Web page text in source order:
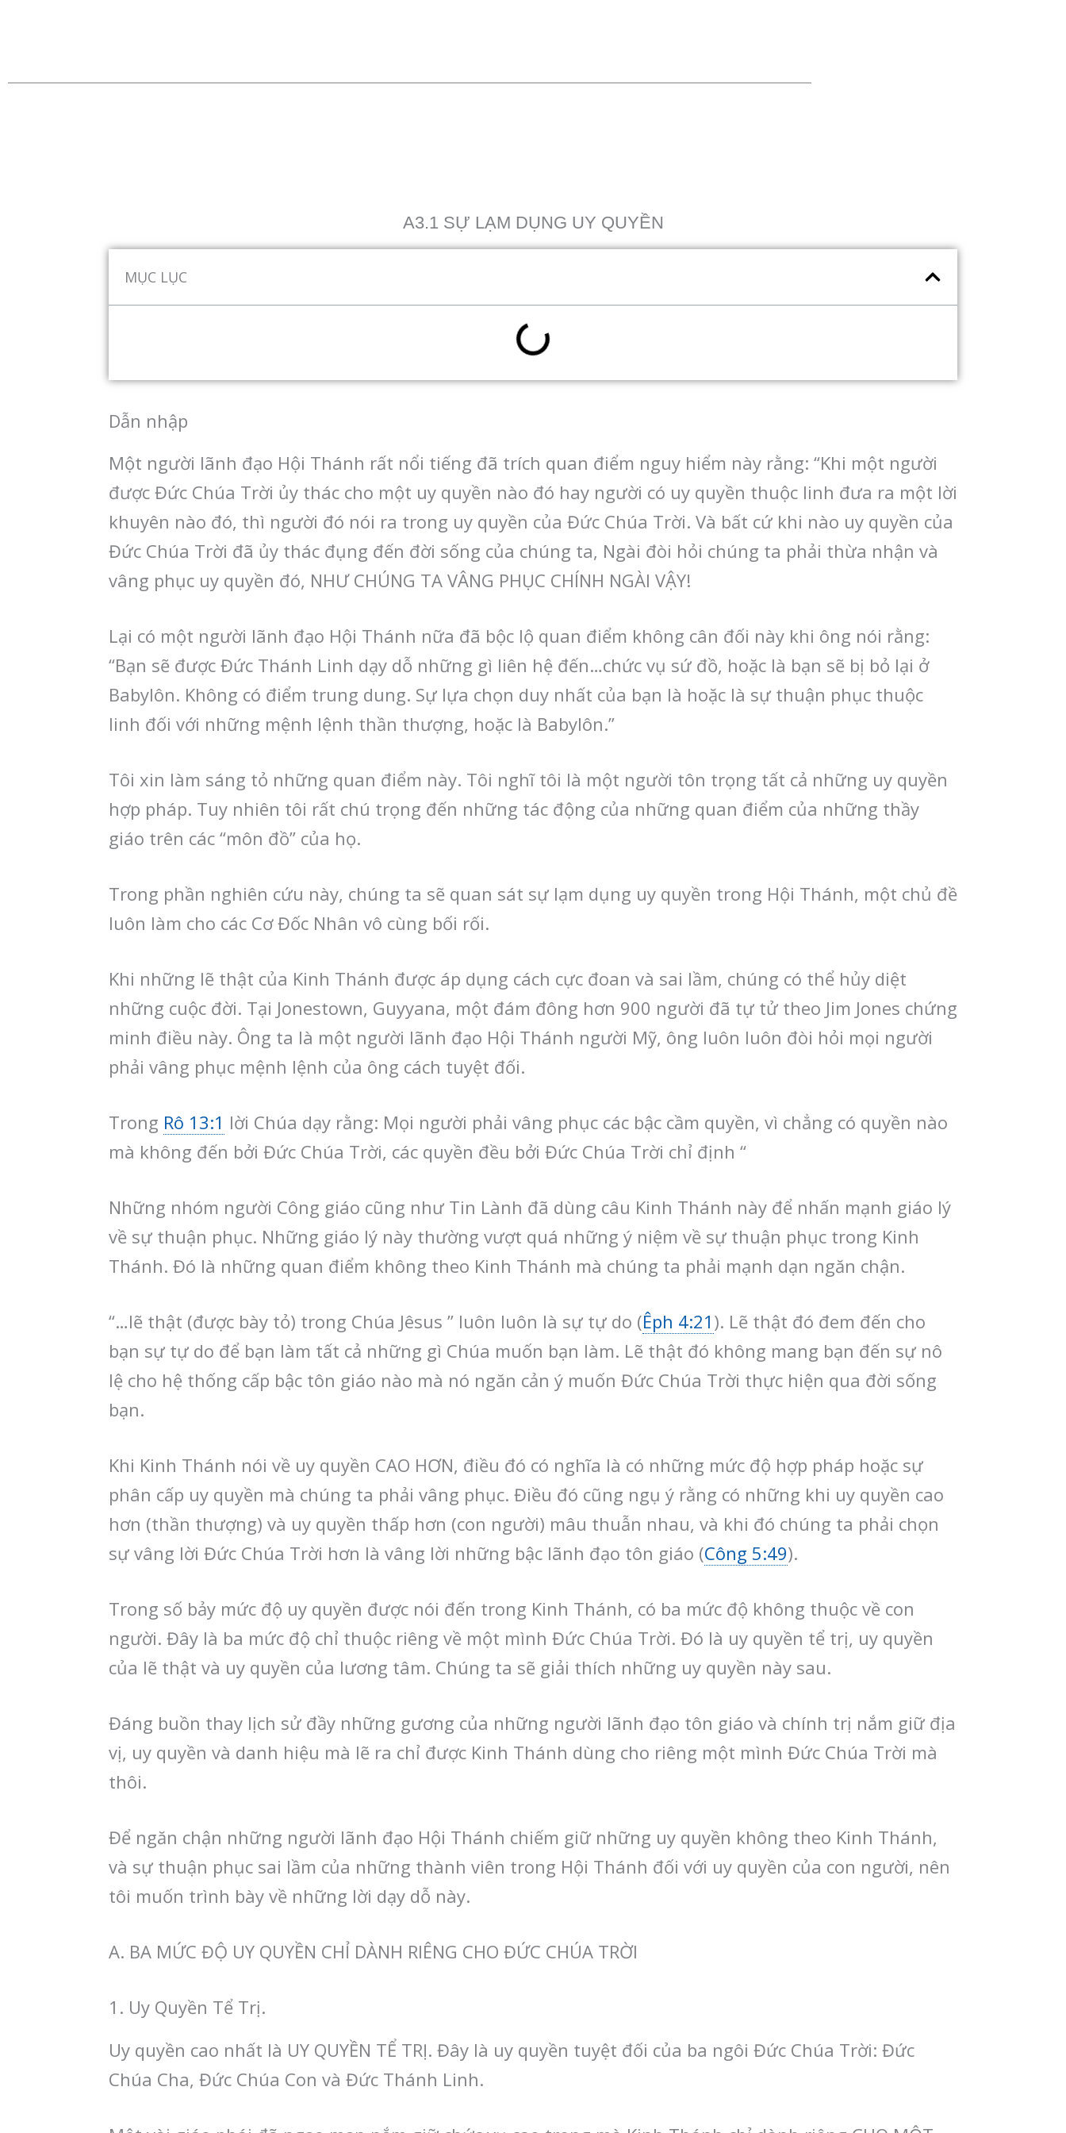
A3.1 SỰ LẠM DỤNG UY QUYỀN
MỤC LỤC
Dẫn nhập
Một người lãnh đạo Hội Thánh rất nổi tiếng đã trích quan điểm nguy hiểm này rằng: “Khi một người
được Đức Chúa Trời ủy thác cho một uy quyền nào đó hay người có uy quyền thuộc linh đưa ra một lời
khuyên nào đó, thì người đó nói ra trong uy quyền của Đức Chúa Trời. Và bất cứ khi nào uy quyền của
Đức Chúa Trời đã ủy thác đụng đến đời sống của chúng ta, Ngài đòi hỏi chúng ta phải thừa nhận và
vâng phục uy quyền đó, NHƯ CHÚNG TA VÂNG PHỤC CHÍNH NGÀI VẬY!
Lại có một người lãnh đạo Hội Thánh nữa đã bộc lộ quan điểm không cân đối này khi ông nói rằng:
“Bạn sẽ được Đức Thánh Linh dạy dỗ những gì liên hệ đến…chức vụ sứ đồ, hoặc là bạn sẽ bị bỏ lại ở
Babylôn. Không có điểm trung dung. Sự lựa chọn duy nhất của bạn là hoặc là sự thuận phục thuộc
linh đối với những mệnh lệnh thần thượng, hoặc là Babylôn.”
Tôi xin làm sáng tỏ những quan điểm này. Tôi nghĩ tôi là một người tôn trọng tất cả những uy quyền
hợp pháp. Tuy nhiên tôi rất chú trọng đến những tác động của những quan điểm của những thầy
giáo trên các “môn đồ” của họ.
Trong phần nghiên cứu này, chúng ta sẽ quan sát sự lạm dụng uy quyền trong Hội Thánh, một chủ đề
luôn làm cho các Cơ Đốc Nhân vô cùng bối rối.
Khi những lẽ thật của Kinh Thánh được áp dụng cách cực đoan và sai lầm, chúng có thể hủy diệt
những cuộc đời. Tại Jonestown, Guyyana, một đám đông hơn 900 người đã tự tử theo Jim Jones chứng
minh điều này. Ông ta là một người lãnh đạo Hội Thánh người Mỹ, ông luôn luôn đòi hỏi mọi người
phải vâng phục mệnh lệnh của ông cách tuyệt đối.
Trong Rô 13:1 lời Chúa dạy rằng: Mọi người phải vâng phục các bậc cầm quyền, vì chẳng có quyền nào
mà không đến bởi Đức Chúa Trời, các quyền đều bởi Đức Chúa Trời chỉ định “
Những nhóm người Công giáo cũng như Tin Lành đã dùng câu Kinh Thánh này để nhấn mạnh giáo lý
về sự thuận phục. Những giáo lý này thường vượt quá những ý niệm về sự thuận phục trong Kinh
Thánh. Đó là những quan điểm không theo Kinh Thánh mà chúng ta phải mạnh dạn ngăn chận.
“…lẽ thật (được bày tỏ) trong Chúa Jêsus ” luôn luôn là sự tự do (Êph 4:21 ). Lẽ thật đó đem đến cho
bạn sự tự do để bạn làm tất cả những gì Chúa muốn bạn làm. Lẽ thật đó không mang bạn đến sự nô
lệ cho hệ thống cấp bậc tôn giáo nào mà nó ngăn cản ý muốn Đức Chúa Trời thực hiện qua đời sống
bạn.
Khi Kinh Thánh nói về uy quyền CAO HƠN, điều đó có nghĩa là có những mức độ hợp pháp hoặc sự
phân cấp uy quyền mà chúng ta phải vâng phục. Điều đó cũng ngụ ý rằng có những khi uy quyền cao
hơn (thần thượng) và uy quyền thấp hơn (con người) mâu thuẫn nhau, và khi đó chúng ta phải chọn
sự vâng lời Đức Chúa Trời hơn là vâng lời những bậc lãnh đạo tôn giáo (Công 5:49).
Trong số bảy mức độ uy quyền được nói đến trong Kinh Thánh, có ba mức độ không thuộc về con
người. Đây là ba mức độ chỉ thuộc riêng về một mình Đức Chúa Trời. Đó là uy quyền tể trị, uy quyền
của lẽ thật và uy quyền của lương tâm. Chúng ta sẽ giải thích những uy quyền này sau.
Đáng buồn thay lịch sử đầy những gương của những người lãnh đạo tôn giáo và chính trị nắm giữ địa
vị, uy quyền và danh hiệu mà lẽ ra chỉ được Kinh Thánh dùng cho riêng một mình Đức Chúa Trời mà
thôi.
Để ngăn chận những người lãnh đạo Hội Thánh chiếm giữ những uy quyền không theo Kinh Thánh,
và sự thuận phục sai lầm của những thành viên trong Hội Thánh đối với uy quyền của con người, nên
tôi muốn trình bày về những lời dạy dỗ này.
A. BA MỨC ĐỘ UY QUYỀN CHỈ DÀNH RIÊNG CHO ĐỨC CHÚA TRỜI
1. Uy Quyền Tể Trị.
Uy quyền cao nhất là UY QUYỀN TỂ TRỊ. Đây là uy quyền tuyệt đối của ba ngôi Đức Chúa Trời: Đức
Chúa Cha, Đức Chúa Con và Đức Thánh Linh.